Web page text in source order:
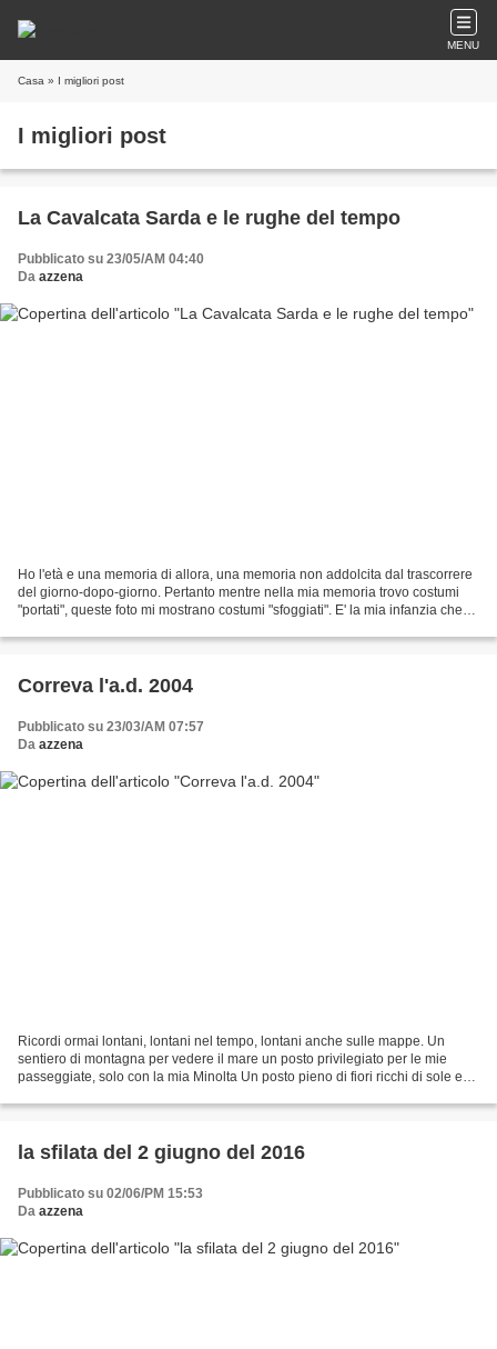
MENU
Casa » I migliori post
I migliori post
La Cavalcata Sarda e le rughe del tempo
Pubblicato su 23/05/AM 04:40
Da azzena
Ho l'età e una memoria di allora, una memoria non addolcita dal trascorrere
del giorno-dopo-giorno. Pertanto mentre nella mia memoria trovo costumi
"portati", queste foto mi mostrano costumi "sfoggiati". E' la mia infanzia che
Correva l'a.d. 2004
Pubblicato su 23/03/AM 07:57
Da azzena
Ricordi ormai lontani, lontani nel tempo, lontani anche sulle mappe. Un
sentiero di montagna per vedere il mare un posto privilegiato per le mie
passeggiate, solo con la mia Minolta Un posto pieno di fiori ricchi di sole e
la sfilata del 2 giugno del 2016
Pubblicato su 02/06/PM 15:53
Da azzena